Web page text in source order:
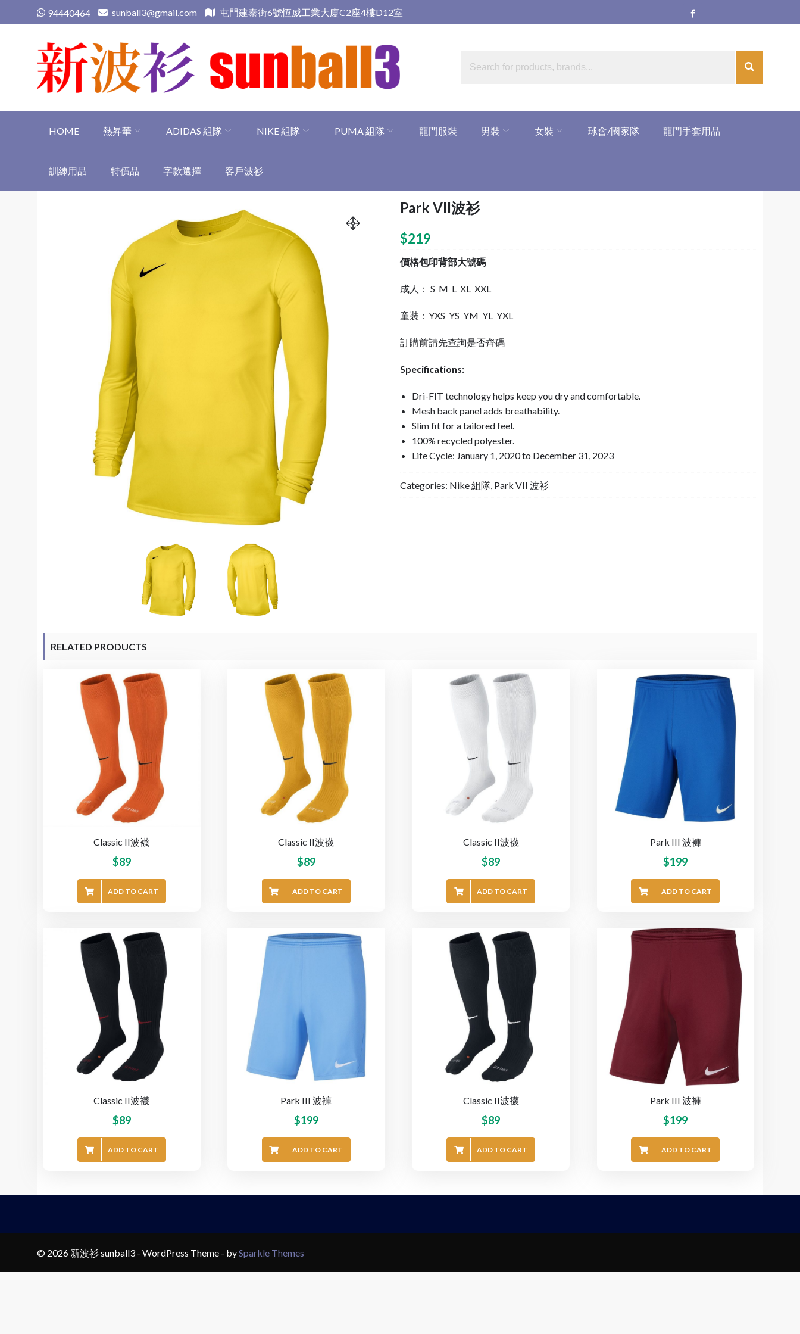
to
94440464 sunball3@gmail.com 屯門建泰街6號恆威工業大廈C2座4樓D12室
HOME 熱昇華 ADIDAS 組隊 NIKE 組隊 PUMA 組隊 龍門服裝 男裝 女裝 球會/國家隊 龍門手套用品
訓練用品 特價品 字款選擇 客戶波衫
Park VII波衫
$219
價格包印背部大號碼
成人： S M L XL XXL
童裝：YXS YS YM YL YXL
訂購前請先查詢是否齊碼
Specifications:
Dri-FIT technology helps keep you dry and comfortable.
Mesh back panel adds breathability.
Slim fit for a tailored feel.
100% recycled polyester.
Life Cycle: January 1, 2020 to December 31, 2023
Categories: Nike 組隊 Park VII 波衫
RELATED PRODUCTS
Classic II波襪
$89
ADD TO CART
Classic II波襪
$89
ADD TO CART
Classic II波襪
$89
ADD TO CART
Park III 波褲
$199
ADD TO CART
Classic II波襪
$89
ADD TO CART
Park III 波褲
$199
ADD TO CART
Classic II波襪
$89
ADD TO CART
Park III 波褲
$199
ADD TO CART
© 2026 新波衫 sunball3 - WordPress Theme - bySparkle Themes